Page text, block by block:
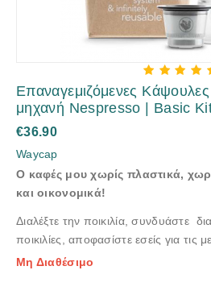
Επαναγεμιζόμενες
μηχανή Nespresso | Basic
€36.90
Waycap
Ο καφές μου χωρίς πλαστικά,
και οικονομικά!
Διαλέξτε την ποικιλία, συνδυάστε
ποικιλίες, αποφασίστε εσείς για τις
Μη Διαθέσιμο